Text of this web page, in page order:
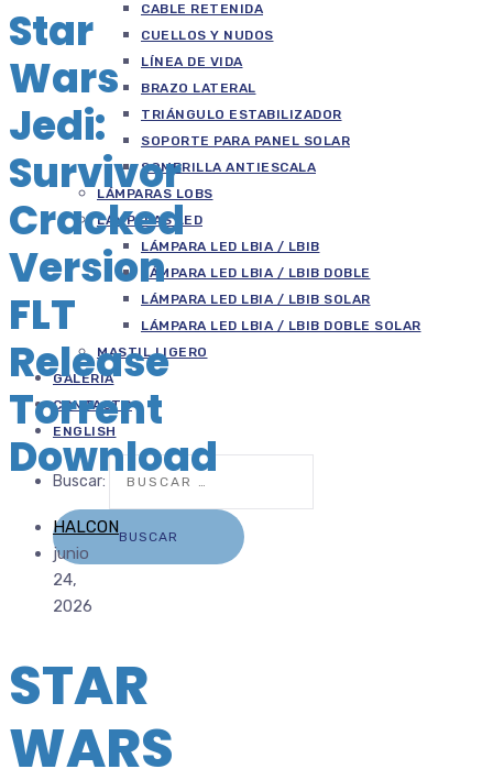
CABLE RETENIDA
CUELLOS Y NUDOS
LÍNEA DE VIDA
BRAZO LATERAL
TRIÁNGULO ESTABILIZADOR
SOPORTE PARA PANEL SOLAR
SOMBRILLA ANTIESCALA
LÁMPARAS LOBS
LÁMPARAS LED
LÁMPARA LED LBIA / LBIB
LÁMPARA LED LBIA / LBIB DOBLE
LÁMPARA LED LBIA / LBIB SOLAR
LÁMPARA LED LBIA / LBIB DOBLE SOLAR
MASTIL LIGERO
GALERÍA
CONTACTO
ENGLISH
Buscar:
Star
Wars
Jedi:
Survivor
Cracked
Version
FLT
Release
Torrent
Download
HALCON
junio
24,
2026
STAR
WARS